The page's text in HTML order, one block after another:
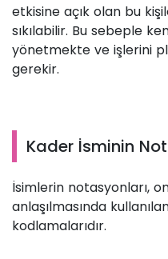
etkisine açık olan bu
sıkılabilir. Bu sebeple
yönetmekte ve işlerini
gerekir.
Kader İsminin
İsimlerin notasyonları,
anlaşılmasında
kodlamalarıdır.